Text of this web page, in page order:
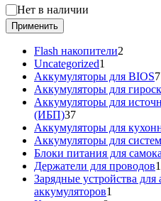
Статус
Нет в наличии
Применить
Flash накопители2
Uncategorized1
товар
Аккумуляторы для BIOS77
Аккумуляторы для
Аккумуляторы для
(ИБП)3737
товаров
Аккумуляторы для
Аккумуляторы для
Блоки питания для
Держатели для проводов1
Зарядные устройства
аккумуляторов1